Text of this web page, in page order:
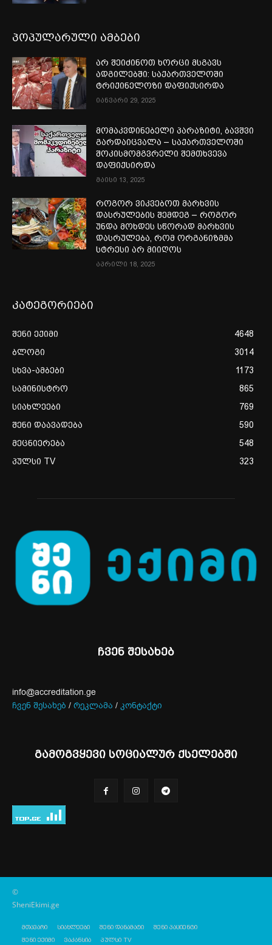
პოპულარული ამბები
არ შეიძინოთ ხორცი მსგავს
ადგილებში: საქართველოში
ტრიქინელოზი დაფიქსირდა
იანვარი 29, 2025
მომაკვდინებელი პარაზიტი, ბავშვი
გარდაიცვალა – საქართველოში
შოკისმომგვრელი შემთხვევა
დაფიქსირდა
მაისი 13, 2025
როგორ ვიკვებოთ მარხვის
დასრულების შემდეგ – როგორ
უნდა მოხდეს სწორად მარხვის
დასრულება, რომ ორგანიზმმა
სტრესი არ მიიღოს
აპრილი 18, 2025
კატეგორიები
შენი ექიმი
4648
ბლოგი
3014
სხვა-ამბები
1173
სამინისტრო
865
სიახლეები
769
შენი დაავადება
590
მეცნიერება
548
პულსი TV
323
ჩვენ შესახებ
info@accreditation.ge
ჩვენ შესახებ / რეკლამა / კონტაქტი
გამოგვყევი სოციალურ ქსელებში
©
SheniEkimi.ge
მთავარი სიახლეები შენი დანამატი
შენი პაციენტი
შენი ექიმი
ვაკანსია პულსი TV